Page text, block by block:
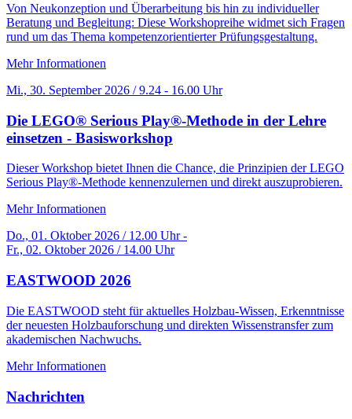
Von Neukonzeption und Überarbeitung bis hin zu individueller
Beratung und Begleitung: Diese Workshopreihe widmet sich Fragen
rund um das Thema kompetenzorientierter Prüfungsgestaltung.
Mehr Informationen
Mi., 30. September 2026 / 9.24 - 16.00 Uhr
Die LEGO® Serious Play®-Methode in der Lehre
einsetzen - Basisworkshop
Dieser Workshop bietet Ihnen die Chance, die Prinzipien der LEGO
Serious Play®-Methode kennenzulernen und direkt auszuprobieren.
Mehr Informationen
Do., 01. Oktober 2026 / 12.00 Uhr -
Fr., 02. Oktober 2026 / 14.00 Uhr
EASTWOOD 2026
Die EASTWOOD steht für aktuelles Holzbau-Wissen, Erkenntnisse
der neuesten Holzbauforschung und direkten Wissenstransfer zum
akademischen Nachwuchs.
Mehr Informationen
Nachrichten